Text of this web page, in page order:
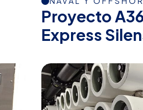
Proyecto
Express